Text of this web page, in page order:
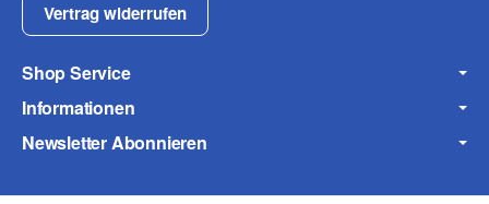
Vertrag widerrufen
Shop Service
Informationen
Newsletter Abonnieren